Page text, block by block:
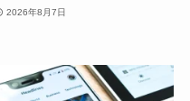
2026年8月7日